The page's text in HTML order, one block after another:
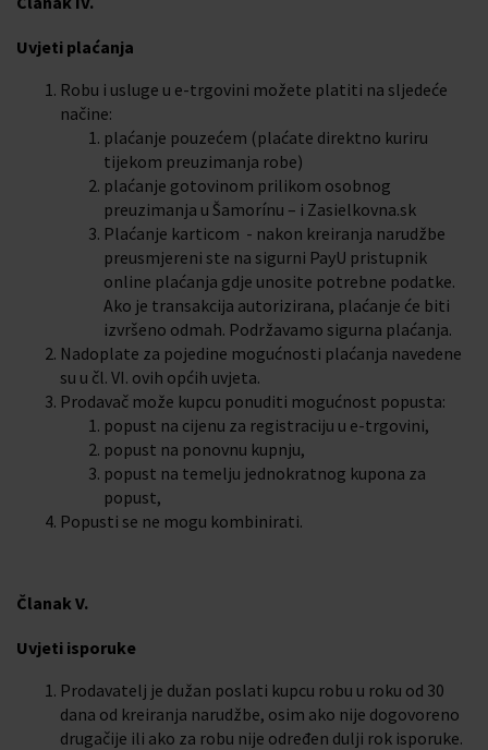
Uvjeti plaćanja
Robu i usluge u e-trgovini možete platiti na sljedeće
načine:
plaćanje pouzećem (plaćate direktno kuriru
tijekom preuzimanja robe)
plaćanje gotovinom prilikom osobnog
preuzimanja u Šamorínu – i Zasielkovna.sk
Plaćanje karticom - nakon kreiranja narudžbe
preusmjereni ste na sigurni PayU pristupnik
online plaćanja gdje unosite potrebne podatke.
Ako je transakcija autorizirana, plaćanje će biti
izvršeno odmah. Podržavamo sigurna plaćanja.
Nadoplate za pojedine mogućnosti plaćanja navedene
su u čl. VI. ovih općih uvjeta.
Prodavač može kupcu ponuditi mogućnost popusta:
popust na cijenu za registraciju u e-trgovini,
popust na ponovnu kupnju,
popust na temelju jednokratnog kupona za
popust,
Popusti se ne mogu kombinirati.
Članak V.
Uvjeti isporuke
Prodavatelj je dužan poslati kupcu robu u roku od 30
dana od kreiranja narudžbe, osim ako nije dogovoreno
drugačije ili ako za robu nije određen dulji rok isporuke.